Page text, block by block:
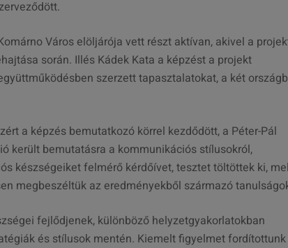
Város elöljárója vett részt aktívan, akivel a
során. Illés Kádek Kata a képzést a projekt
szerzett tapasztalatokat, a két
a képzés bemutatkozó körrel kezdődött, a Péter-Pál
került bemutatásra a kommunikációs stílusokról,
készségeiket felmérő kérdőívet, tesztet töltöttek ki,
megbeszéltük az eredményekből származó
fejlődjenek, különböző helyzetgyakorlatokban
és stílusok mentén. Kiemelt figyelmet fordítottunk